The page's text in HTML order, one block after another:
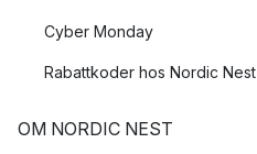
Cyber Monday
Rabattkoder hos Nordic Nest
OM NORDIC NEST